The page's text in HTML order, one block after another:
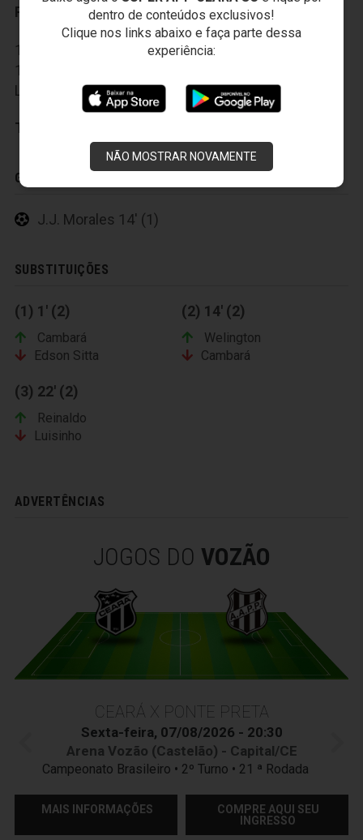
dentro de conteúdos exclusivos!
Clique nos links abaixo e faça parte dessa
experiência:
NÃO MOSTRAR NOVAMENTE
Reservas:
12-Marcão, 13-Alex Bruno, 14-Gilson, 15-Cambará,
16-Paulinho Oliveira, 17-Fernando Gabriel, 18-
Luisinho, 19-Ronaldo Mendes e 20-Welington.
Técnico:
GOLS
J.J. Morales 14' (1)
SUBSTITUIÇÕES
(1) 1' (2)
Cambará
Edson Sitta
(2) 14' (2)
Welington
Cambará
(3) 22' (2)
Reinaldo
Luisinho
ADVERTÊNCIAS
JOGOS DO VOZÃO
CEARÁ X PONTE PRETA
Sexta-feira, 07/08/2026 - 20:30
Arena Vozão (Castelão) - Capital/CE
Campeonato Brasileiro • 2º Turno • 21 ª Rodada
MAIS INFORMAÇÕES
COMPRE AQUI SEU
INGRESSO